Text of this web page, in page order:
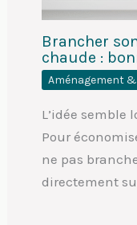
Brancher
chaude :
Aménagement
L’idée semble
Pour
ne pas
directement